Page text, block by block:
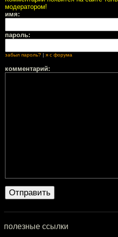
модератором!
имя:
пароль:
забыл пароль? я с форума
комментарий:
полезные ссылки